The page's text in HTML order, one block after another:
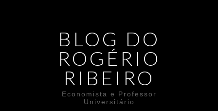
BLOG DO
ROGÉRIO
RIBEIRO
Economista e Professor
Universitário